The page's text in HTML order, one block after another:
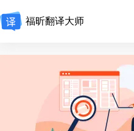
福昕翻译大师